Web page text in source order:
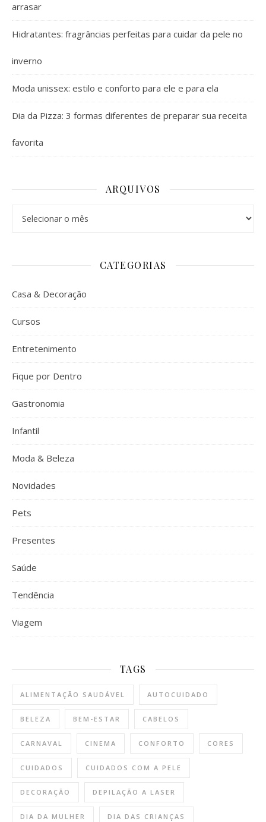
arrasar
Hidratantes: fragrâncias perfeitas para cuidar da pele no
inverno
Moda unissex: estilo e conforto para ele e para ela
Dia da Pizza: 3 formas diferentes de preparar sua receita
favorita
ARQUIVOS
CATEGORIAS
Casa & Decoração
Cursos
Entretenimento
Fique por Dentro
Gastronomia
Infantil
Moda & Beleza
Novidades
Pets
Presentes
Saúde
Tendência
Viagem
TAGS
ALIMENTAÇÃO SAUDÁVEL AUTOCUIDADO
BELEZA BEM-ESTAR CABELOS
CARNAVAL CINEMA CONFORTO CORES
CUIDADOS CUIDADOS COM A PELE
DECORAÇÃO DEPILAÇÃO A LASER
DIA DA MULHER DIA DAS CRIANÇAS